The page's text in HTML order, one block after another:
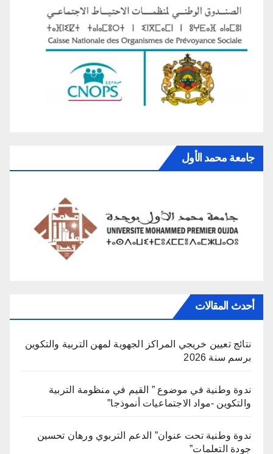
جامعة محمد الأول
أحدث المقالات
نتائج تعيين خريجي المراكز الجهوية لمهن التربية والتكوين
برسم سنة 2026
ندوة وطنية في موضوع ” القيم في منظومة التربية
والتكوين -مواد الاجتماعيات أنموذجا”
ندوة وطنية تحت عنوان” الدعم التربوي ورهان تحسين
جودة التعلمات”